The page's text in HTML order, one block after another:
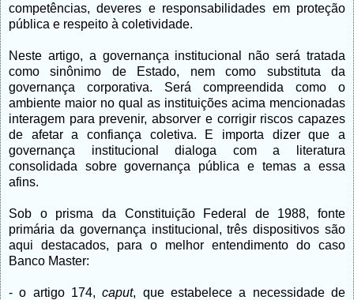
competências, deveres e responsabilidades em proteção
pública e respeito à coletividade.
Neste artigo, a governança institucional não será tratada
como sinônimo de Estado, nem como substituta da
governança corporativa. Será compreendida como o
ambiente maior no qual as instituições acima mencionadas
interagem para prevenir, absorver e corrigir riscos capazes
de afetar a confiança coletiva. E importa dizer que a
governança institucional dialoga com a literatura
consolidada sobre governança pública e temas a essa
afins.
Sob o prisma da Constituição Federal de 1988, fonte
primária da governança institucional, três dispositivos são
aqui destacados, para o melhor entendimento do caso
Banco Master:
- o artigo 174,caput, que estabelece a necessidade de